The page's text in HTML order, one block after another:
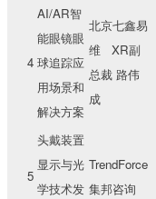
4
AI/AR智
能眼镜眼
球追踪应
用场景和
解决方案
北京七鑫易
维 XR副
总裁 路伟
成
5
头戴装置
显示与光
学技术发
TrendForce
集邦咨询